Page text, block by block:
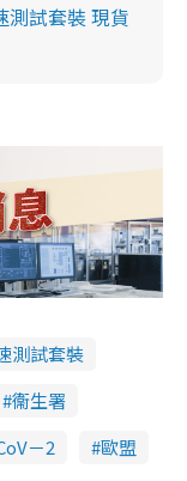
測試套裝 現貨
測試套裝
衞生署
－2 歐盟